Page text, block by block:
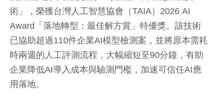
術」，榮獲台灣人工智慧協會（TAIA）2026 AI
Award「落地轉型：最佳解方賞」特優獎。該技術
已協助超過110件企業AI模型檢測案，並將原本需耗
時兩週的人工評測流程，大幅縮短至90分鐘，有助
企業降低AI導入成本與驗測門檻，加速可信任AI應
用落地。